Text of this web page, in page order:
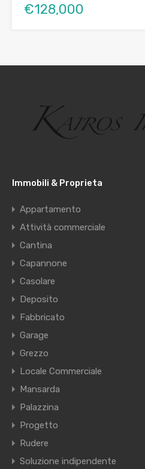
€128,000
Immobili & Proprieta
Appartamento
Attività commerciale
Cantina
Capannone
Casolare
Deposito
Fabbricato
Garage
Grezzo
Locale Commerciale
Mansarda
Palazzina
Progetto
Rudere
Soluzione indipendente